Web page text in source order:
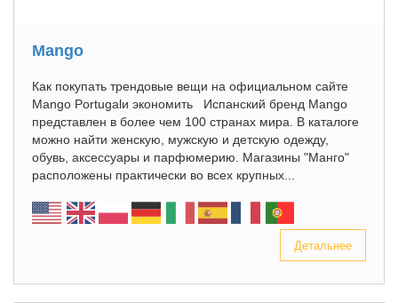
Mango
Как покупать трендовые вещи на официальном сайте
Mango Portugalи экономить Испанский бренд Mango
представлен в более чем 100 странах мира. В каталоге
можно найти женскую, мужскую и детскую одежду,
обувь, аксессуары и парфюмерию. Магазины "Манго"
расположены практически во всех крупных...
Детальнее